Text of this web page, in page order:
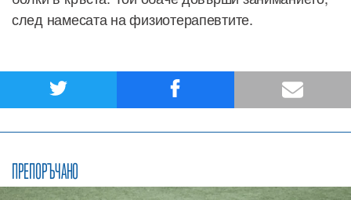
след намесата на физиотерапевтите.
ПРЕПОРЪЧАНО